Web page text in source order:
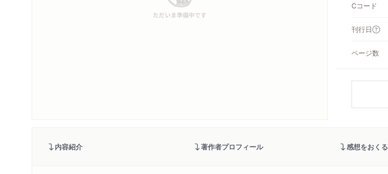
Cコード
刊行日
ページ数
内容紹介 著作者プロフィール 感想をおくる